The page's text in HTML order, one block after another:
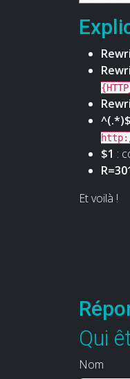
^(.*)$
$1 :
Et voilà !
Qui
Nom